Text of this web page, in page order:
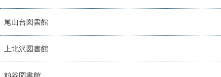
尾山台図書館
上北沢図書館
粕谷図書館